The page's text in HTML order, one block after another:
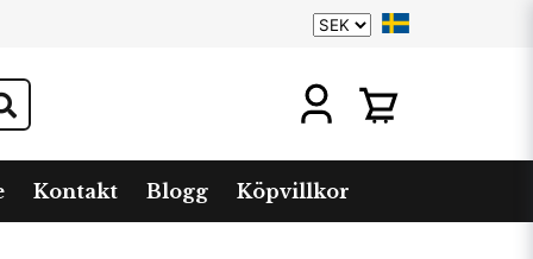
Kontakt Blogg Köpvillkor